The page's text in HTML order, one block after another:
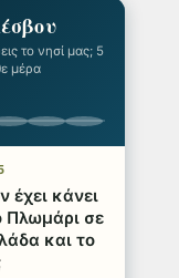
το νησί μας; 5
μέρα
έχει κάνει
Πλωμάρι σε
και το